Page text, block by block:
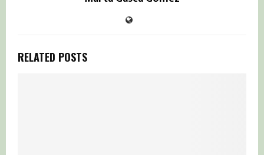
RELATED POSTS